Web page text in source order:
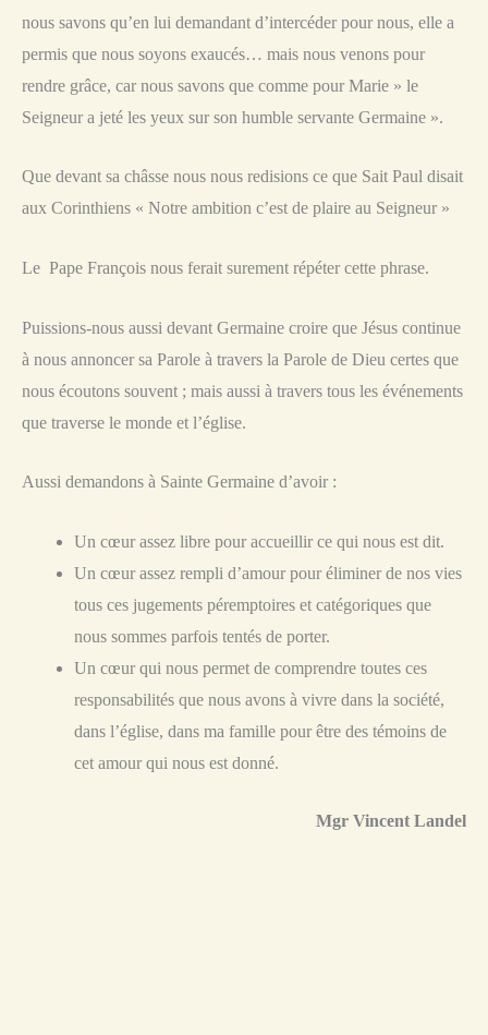
nous savons qu’en lui demandant d’intercéder pour nous, elle a
permis que nous soyons exaucés… mais nous venons pour
rendre grâce, car nous savons que comme pour Marie » le
Seigneur a jeté les yeux sur son humble servante Germaine ».
Que devant sa châsse nous nous redisions ce que Sait Paul disait
aux Corinthiens « Notre ambition c’est de plaire au Seigneur »
Le Pape François nous ferait surement répéter cette phrase.
Puissions-nous aussi devant Germaine croire que Jésus continue
à nous annoncer sa Parole à travers la Parole de Dieu certes que
nous écoutons souvent ; mais aussi à travers tous les événements
que traverse le monde et l’église.
Aussi demandons à Sainte Germaine d’avoir :
Un cœur assez libre pour accueillir ce qui nous est dit.
Un cœur assez rempli d’amour pour éliminer de nos vies
tous ces jugements péremptoires et catégoriques que
nous sommes parfois tentés de porter.
Un cœur qui nous permet de comprendre toutes ces
responsabilités que nous avons à vivre dans la société,
dans l’église, dans ma famille pour être des témoins de
cet amour qui nous est donné.
Mgr Vincent Landel